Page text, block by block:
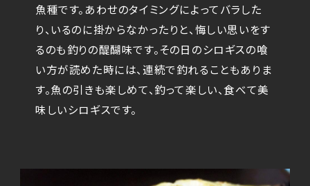
魚種です。あわせのタイミングによってバラした
り、いるのに掛からなかったりと、悔しい思いをす
るのも釣りの醍醐味です。その日のシロギスの喰
い方が読めた時には、連続で釣れることもありま
す。魚の引きも楽しめて、釣って楽しい、食べて美
味しいシロギスです。